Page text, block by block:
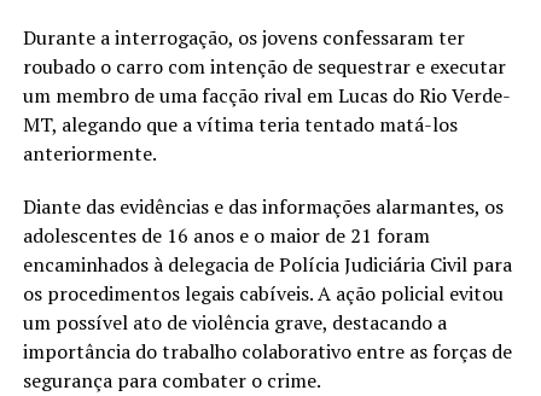
Durante a interrogação, os jovens confessaram ter
roubado o carro com intenção de sequestrar e executar
um membro de uma facção rival em Lucas do Rio Verde-
MT, alegando que a vítima teria tentado matá-los
anteriormente.
Diante das evidências e das informações alarmantes, os
adolescentes de 16 anos e o maior de 21 foram
encaminhados à delegacia de Polícia Judiciária Civil para
os procedimentos legais cabíveis. A ação policial evitou
um possível ato de violência grave, destacando a
importância do trabalho colaborativo entre as forças de
segurança para combater o crime.